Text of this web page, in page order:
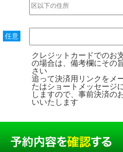
任意
クレジットカードでのお
の場合は、備考欄にその
さい
追って決済用リンクをメ
たはショートメッセージ
しますので、事前決済の
いいたします